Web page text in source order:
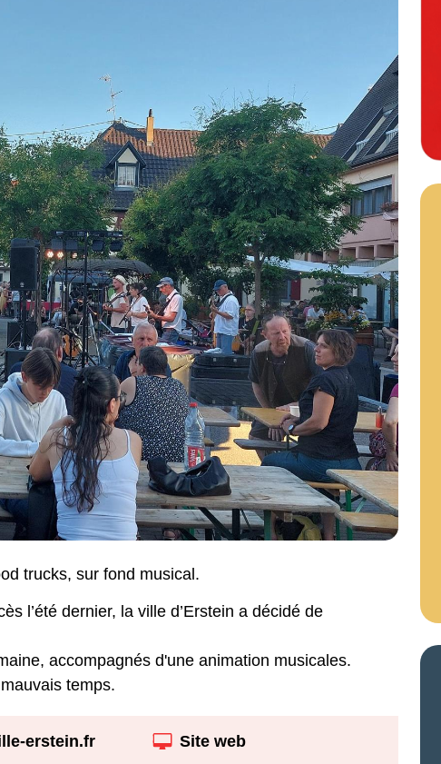
trucks, sur fond musical.
l’été dernier, la ville d’Erstein a décidé de
accompagnés d'une animation musicales.
temps.
erstein.fr Site web